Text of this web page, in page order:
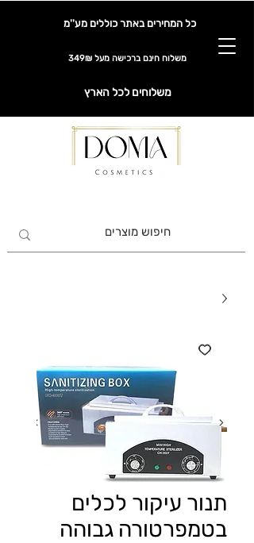
כל המחירים באתר כוללים מע''מ
משלוח חינם ברכישה מעל 349₪
משלוחים לכל הארץ
תנור עיקור לכלים
בטמפרטורה גבוהה